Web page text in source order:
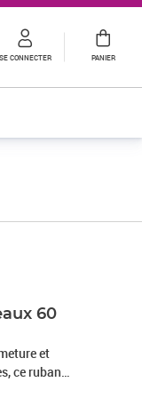
SE CONNECTER PANIER
60
et
ce ruban
rapide. Il